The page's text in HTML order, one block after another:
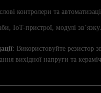
контролери та
IoT-пристрої, модулі зв’язку.
: Використовуйте резистор
вихідної напруги та